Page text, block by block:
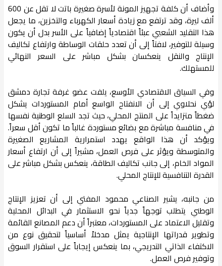
وأضاف أن كلفة تجهيز المونة لأسرة صغيرة باتت لا تقل عن 600
ألف ليرة، وقد ترتفع مع زيادة أسعار الكهرباء والتخزين، ما يجعل
هذا التقليد الشعبي عبئاً اقتصادياً إضافياً على الأسر بدل أن يكون
وسيلة للتوفير، لافتاً إلى أن تعدد حلقات الوساطة وارتفاع تكاليف
الإنتاج والنقل ينعكسان بشكل مباشر على السعر النهائي
للمستهلك.
وفي السياق الاقتصادي الأوسع، يلفت عضو غرفة تجارة دمشق
لؤي نحلاوي إلى أن الانفتاح الواسع أمام المستوردات يشكل
ضغطاً متزايداً على المنتج المحلي، حيث تجد السلع الوطنية نفسها
في منافسة مباشرة مع بضائع مستوردة غالباً ما تكون أقل سعراً.
ويؤكد أن هذا الواقع يهدد استمرارية المشاريع الصغيرة
والمتوسطة ويؤثر على فرص العمل، مشيراً إلى أن ارتفاع أسعار
المواد الخام، إلى جانب تكاليف الطاقة، ينعكس بشكل مباشر على
القدرة التنافسية للإنتاج المحلي.
من جانبه، يشير الصناعي محمود المفتي إلى أن تعزيز الإنتاج
الوطني يتطلب توجهاً جدياً نحو الاستثمار في البدائل المحلية
وتقليل الاعتماد على المستوردات، معتبراً أن دعم المصانع القائمة
وتطوير قدراتها الإنتاجية يمثل مدخلاً أساسياً لتحقيق نوع من
الاكتفاء الذاتي التدريجي، بما ينعكس إيجاباً على استقرار السوق
وتوفير فرص العمل.